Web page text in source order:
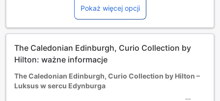
Goście w wieku 18 lat i starsi są traktowani jak osoby
Dostępność dodatkowych łóżek jest uzależniona od
szczegółowymi informacjami o pokoju.
Przy rezerwacji ponad 5 pokojów mogą mieć zastosowanie
Pokaż więcej opcji
The Caledonian Edinburgh, Curio Collection by
Hilton: ważne informacje
The Caledonian Edinburgh, Curio Collection by Hilton –
Luksus w sercu Edynburga